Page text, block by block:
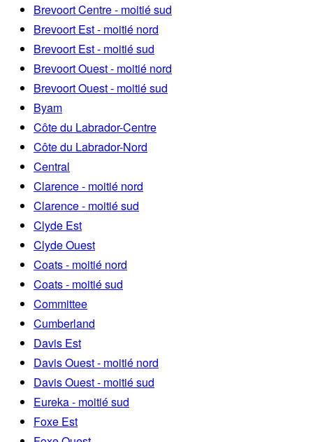
Brevoort Centre - moitié sud
Brevoort Est - moitié nord
Brevoort Est - moitié sud
Brevoort Ouest - moitié nord
Brevoort Ouest - moitié sud
Byam
Côte du Labrador-Centre
Côte du Labrador-Nord
Central
Clarence - moitié nord
Clarence - moitié sud
Clyde Est
Clyde Ouest
Coats - moitié nord
Coats - moitié sud
Committee
Cumberland
Davis Est
Davis Ouest - moitié nord
Davis Ouest - moitié sud
Eureka - moitié sud
Foxe Est